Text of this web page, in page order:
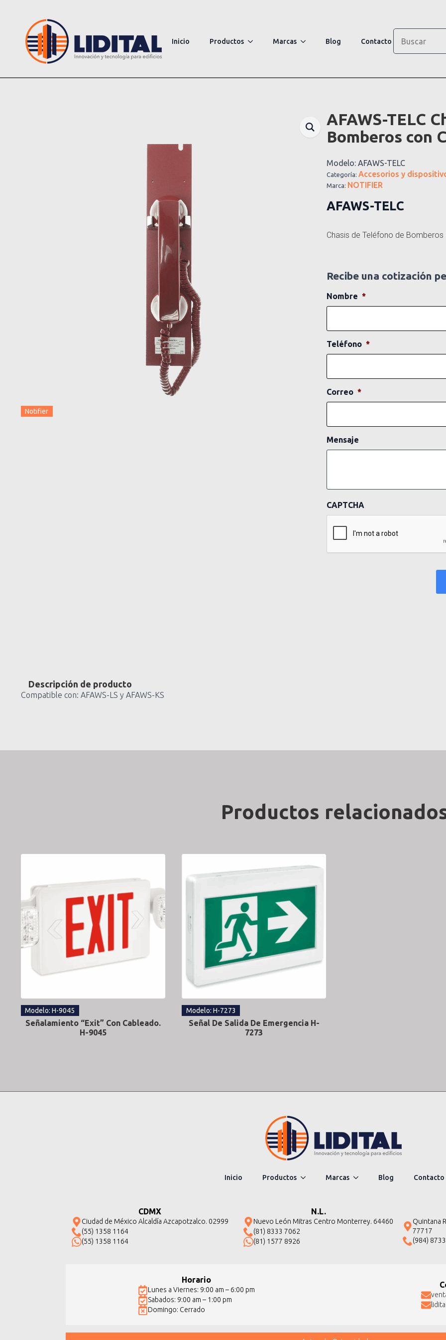
Inicio Productos Marcas Blog Contacto
Notifier
AFAWS-TELC
Bomberos con
Modelo: AFAWS-TELC
Categoría: Accesorios y
Marca: NOTIFIER
AFAWS-TELC
Chasis de Teléfono de Bomberos
Recibe una cotización
Nombre *
Teléfono *
Correo *
Mensaje
CAPTCHA
Descripción de producto
Compatible con: AFAWS-LS y AFAWS-KS
Productos
Modelo: H-9045
Señalamiento “Exit” Con Cableado.
H-9045
Modelo: H-7273
Señal De Salida De Emergencia H-
7273
Inicio Productos Marcas Blog Contacto
CDMX
Ciudad de México Alcaldía Azcapotzalco. 02999
(55) 1358 1164
(55) 1358 1164
N.L.
Nuevo León Mitras Centro Monterrey. 64460
(81) 8333 7062
(81) 1577 8926
Quintana
77717
(984)
Horario
Lunes a Viernes: 9:00 am – 6:00 pm
Sabados: 9:00 am – 1:00 pm
Domingo: Cerrado